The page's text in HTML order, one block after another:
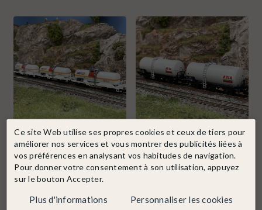
3 wagons citernes, transport
produits chimiques,...
En stock !
2 wagons Uh, 3 essieux, "AVIA",
SNCF, Ep IV - ARNOLD...
Ce site Web utilise ses propres cookies et ceux de tiers pour
améliorer nos services et vous montrer des publicités liées à
vos préférences en analysant vos habitudes de navigation.
Pour donner votre consentement à son utilisation, appuyez
sur le bouton Accepter.
Plus d'informations Personnaliser les cookies